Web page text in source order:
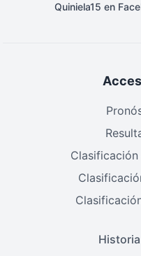
Quiniela15 en